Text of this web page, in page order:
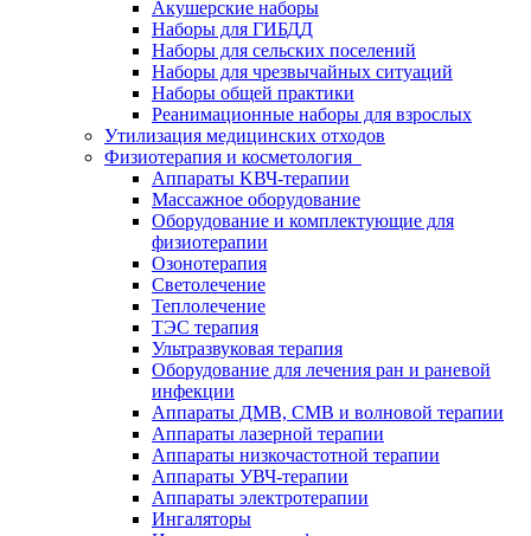
Акушерские наборы
Наборы для ГИБДД
Наборы для сельских поселений
Наборы для чрезвычайных ситуаций
Наборы общей практики
Реанимационные наборы для взрослых
Утилизация медицинских отходов
Физиотерапия и косметология
Аппараты KВЧ-терапии
Массажное оборудование
Оборудование и комплектующие для
физиотерапии
Озонотерапия
Светолечение
Теплолечение
ТЭС терапия
Ультразвуковая терапия
Оборудование для лечения ран и раневой
инфекции
Аппараты ДМВ, СМВ и волновой терапии
Аппараты лазерной терапии
Аппараты низкочастотной терапии
Аппараты УВЧ-терапии
Аппараты электротерапии
Ингаляторы